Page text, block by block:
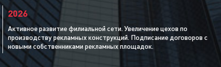
2026
Активное развитие филиальной сети. Увеличение цехов по
производству рекламных конструкций. Подписание договоров с
новыми собственниками рекламных площадок.